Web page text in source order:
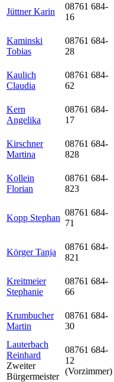
Jüttner Karin
08761 684-
16
Kaminski
Tobias
08761 684-
28
Kaulich
Claudia
08761 684-
62
Kern
Angelika
08761 684-
17
Kirschner
Martina
08761 684-
828
Kollein
Florian
08761 684-
823
Kopp Stephan
08761 684-
71
Körger Tanja
08761 684-
821
Kreitmeier
Stephanie
08761 684-
66
Krumbucher
Martin
08761 684-
30
Lauterbach
Reinhard
Zweiter
Bürgermeister
08761 684-
12
(Vorzimmer)